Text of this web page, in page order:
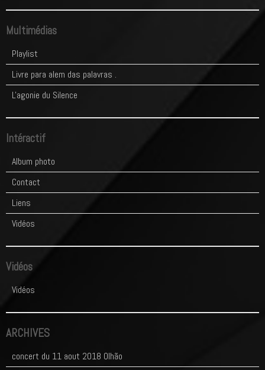
Multimédias
Playlist
Livre para alem das palavras .
L'agonie du Silence
Intéractif
Album photo
Contact
Liens
Vidéos
Vidéos
Vidéos
ARCHIVES
concert du 11 aout 2018 Olhão